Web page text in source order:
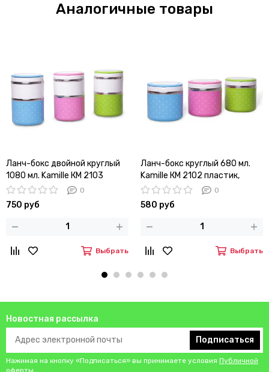
Аналогичные товары
Ланч-бокс двойной круглый
1080 мл. Kamille КМ 2103
0
750 руб
Выбрать
Ланч-бокс круглый 680 мл.
Kamille КМ 2102 пластик,
нержавеющая сталь
0
580 руб
Выбрать
Новостная рассылка
Подписаться
Нажимая на кнопку «Подписаться» вы принимаете условия Публичной
оферты.